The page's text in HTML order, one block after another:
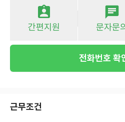
간편지원 문자문의
전화번호 확
근무조건